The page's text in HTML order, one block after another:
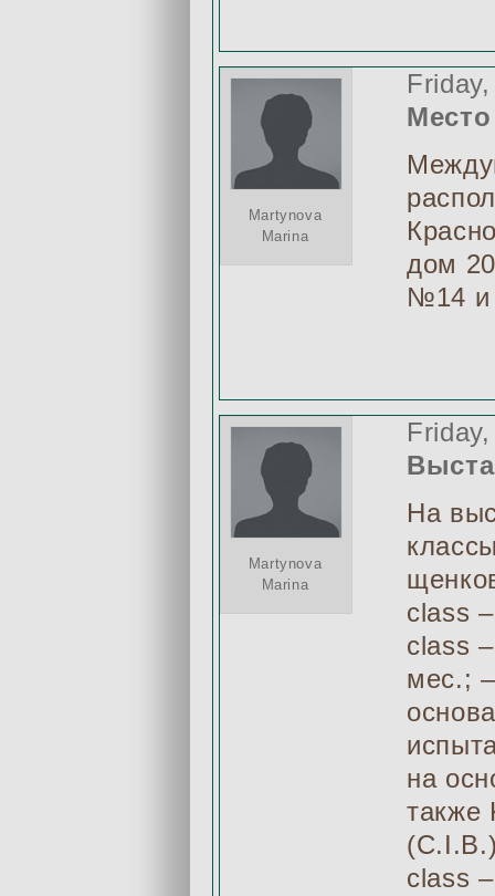
Martynova
Marina
дом
№14 и
Martynova
Marina
На
class
class
мес.;
на
также
class